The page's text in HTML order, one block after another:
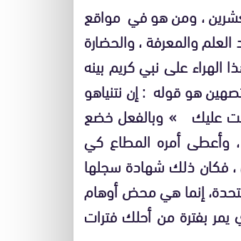
، ومن هو في مواقع
والمعرفة ، والحضارة
على نبي كريم بينه
هو قوله : إن نتنياهو
عليك » وبالفعل خضع
، وأعطى أمره المطاع كي
فكان ذلك شهادة سجلها
إنما هي محض أوهام
بفترة من أحلك فترات